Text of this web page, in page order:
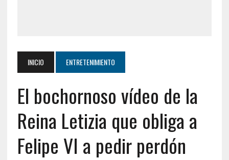
INICIO ENTRETENIMIENTO
El bochornoso vídeo de la
Reina Letizia que obliga a
Felipe VI a pedir perdón